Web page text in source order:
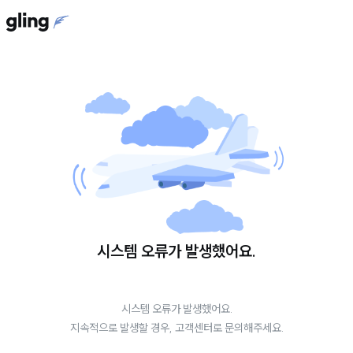
시스템 오류가 발생했어요.
시스템 오류가 발생했어요.
지속적으로 발생할 경우, 고객센터로 문의해주세요.